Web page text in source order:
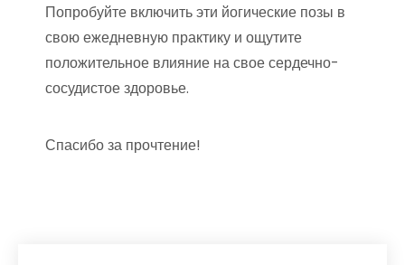
Попробуйте включить эти йогические позы в
свою ежедневную практику и ощутите
положительное влияние на свое сердечно-
сосудистое здоровье.
Спасибо за прочтение!